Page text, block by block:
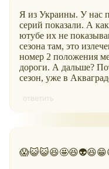
Я из Украины. У нас
серий показали. А
ютубе их не
сезона там, это
номер 2 положения
дороги. А дальше?
сезон, уже в
ответить